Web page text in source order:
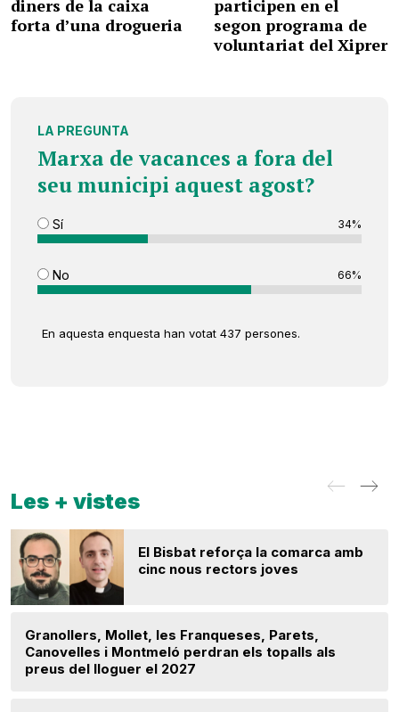
diners de la caixa
forta d’una drogueria
participen en el
segon programa de
voluntariat del Xiprer
LA PREGUNTA
Marxa de vacances a fora del
seu municipi aquest agost?
Sí 34%
No 66%
En aquesta enquesta han votat 437 persones.
Les + vistes
El Bisbat reforça la comarca amb
cinc nous rectors joves
Granollers, Mollet, les Franqueses, Parets,
Canovelles i Montmeló perdran els topalls als
preus del lloguer el 2027